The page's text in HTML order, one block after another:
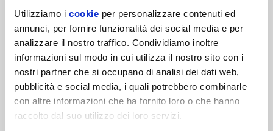
Utilizziamo i cookie per personalizzare contenuti ed
annunci, per fornire funzionalità dei social media e per
analizzare il nostro traffico. Condividiamo inoltre
informazioni sul modo in cui utilizza il nostro sito con i
nostri partner che si occupano di analisi dei dati web,
pubblicità e social media, i quali potrebbero combinarle
con altre informazioni che ha fornito loro o che hanno
raccolto dal suo utilizzo dei loro servizi.
Scopri di più
04/06/18